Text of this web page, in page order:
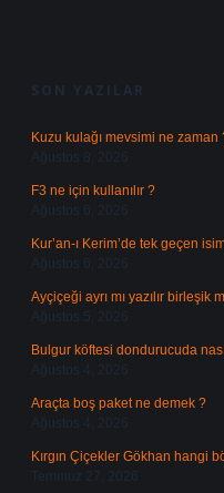
SON YAZILAR
Kuzu kulağı mevsimi ne zaman
Ağustos 8, 2026
F3 ne için kullanılır ?
Ağustos 6, 2026
Kur’an-ı Kerim’de tek geçen
Ağustos 6, 2026
Ayçiçeği ayrı mı yazılır birleşik
Ağustos 5, 2026
Bulgur köftesi dondurucuda
Ağustos 4, 2026
Araçta boş paket ne demek ?
Ağustos 4, 2026
Kırgın Çiçekler Gökhan hangi
Temmuz 27, 2026